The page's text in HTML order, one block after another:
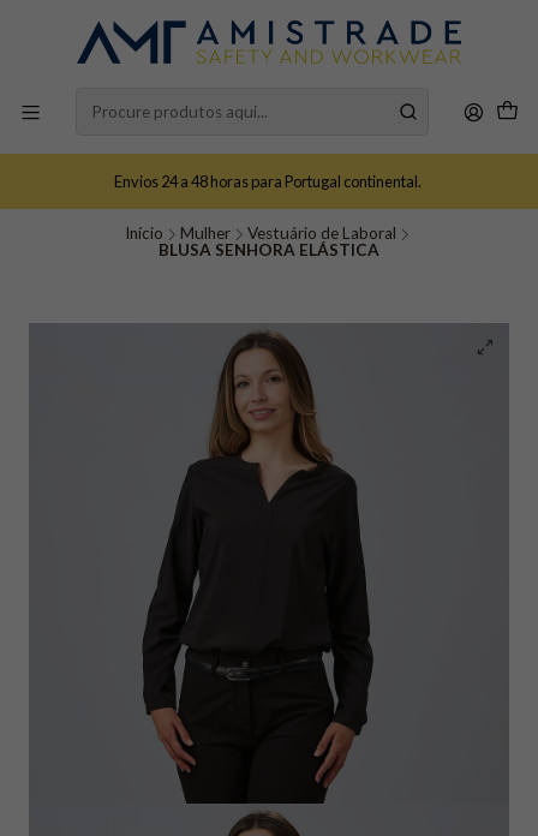
Envios 24 a 48 horas para Portugal continental.
Início Mulher
Vestuário de Laboral
BLUSA SENHORA ELÁSTICA